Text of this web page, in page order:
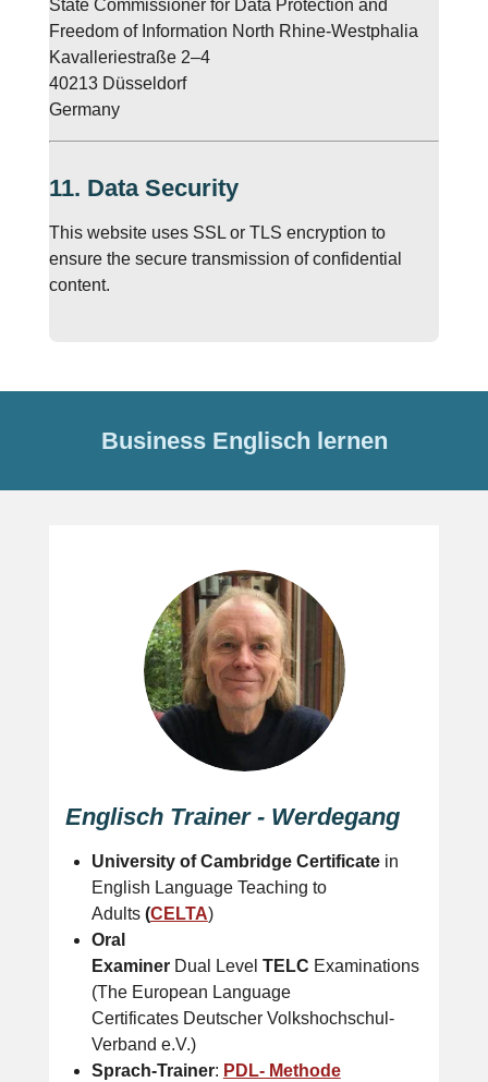
State Commissioner for Data Protection and
Freedom of Information North Rhine-Westphalia
Kavalleriestraße 2–4
40213 Düsseldorf
Germany
11. Data Security
This website uses SSL or TLS encryption to
ensure the secure transmission of confidential
content.
Business Englisch lernen
Englisch Trainer - Werdegang
University of Cambridge Certificatein
English Language Teaching to
Adults (CELTA)
Oral
ExaminerDual Level TELC Examinations
(The European Language
Certificates Deutscher Volkshochschul-
Verband e.V.)
Sprach-Trainer: PDL- Methode